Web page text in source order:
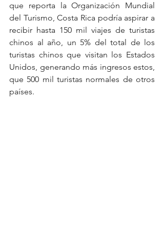
que reporta la Organización Mundial
del Turismo, Costa Rica podría aspirar a
recibir hasta 150 mil viajes de turistas
chinos al año, un 5% del total de los
turistas chinos que visitan los Estados
Unidos, generando más ingresos estos,
que 500 mil turistas normales de otros
países.